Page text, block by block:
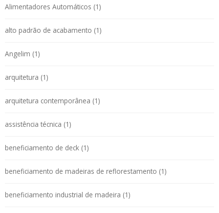
Alimentadores Automáticos (1)
alto padrão de acabamento (1)
Angelim (1)
arquitetura (1)
arquitetura contemporânea (1)
assistência técnica (1)
beneficiamento de deck (1)
beneficiamento de madeiras de reflorestamento (1)
beneficiamento industrial de madeira (1)